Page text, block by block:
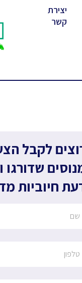
יצירת
קשר
לקבל
שדורגו
חיוביות